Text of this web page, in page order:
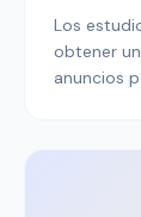
Los
obtener
anuncios